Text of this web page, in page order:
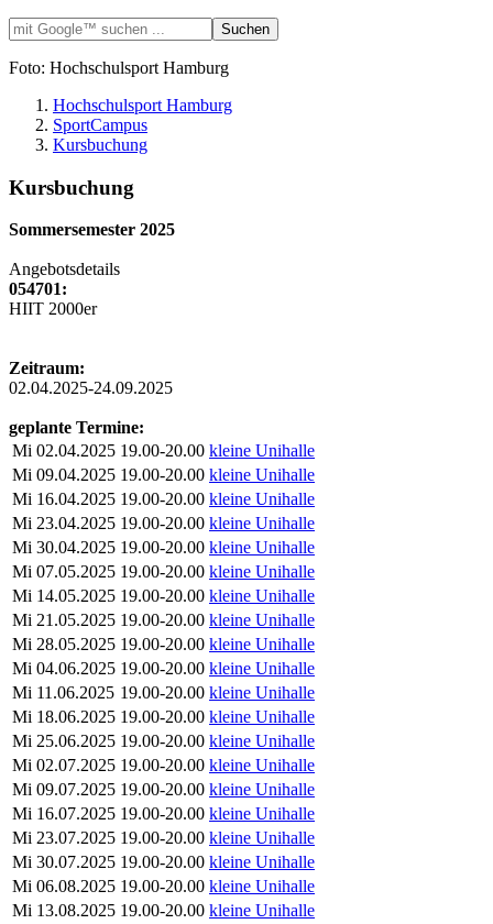
Foto: Hochschulsport Hamburg
Hochschulsport Hamburg
SportCampus
Kursbuchung
Kursbuchung
Sommersemester 2025
Angebotsdetails
054701:
HIIT 2000er
Zeitraum:
02.04.2025-24.09.2025
geplante Termine:
Mi 02.04.2025 19.00-20.00 kleine Unihalle
Mi 09.04.2025 19.00-20.00 kleine Unihalle
Mi 16.04.2025 19.00-20.00 kleine Unihalle
Mi 23.04.2025 19.00-20.00 kleine Unihalle
Mi 30.04.2025 19.00-20.00 kleine Unihalle
Mi 07.05.2025 19.00-20.00 kleine Unihalle
Mi 14.05.2025 19.00-20.00 kleine Unihalle
Mi 21.05.2025 19.00-20.00 kleine Unihalle
Mi 28.05.2025 19.00-20.00 kleine Unihalle
Mi 04.06.2025 19.00-20.00 kleine Unihalle
Mi 11.06.2025 19.00-20.00 kleine Unihalle
Mi 18.06.2025 19.00-20.00 kleine Unihalle
Mi 25.06.2025 19.00-20.00 kleine Unihalle
Mi 02.07.2025 19.00-20.00 kleine Unihalle
Mi 09.07.2025 19.00-20.00 kleine Unihalle
Mi 16.07.2025 19.00-20.00 kleine Unihalle
Mi 23.07.2025 19.00-20.00 kleine Unihalle
Mi 30.07.2025 19.00-20.00 kleine Unihalle
Mi 06.08.2025 19.00-20.00 kleine Unihalle
Mi 13.08.2025 19.00-20.00 kleine Unihalle